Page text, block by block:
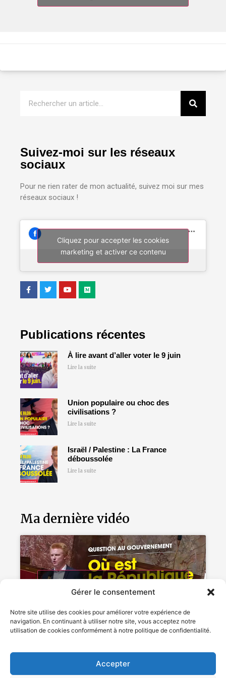
Gérer le consentement
Notre site utilise des cookies pour améliorer votre expérience de
navigation. En continuant à utiliser notre site, vous acceptez notre
utilisation de cookies conformément à notre politique de confidentialité.
Accepter
Suivez-moi sur les réseaux
sociaux
Pour ne rien rater de mon actualité, suivez moi sur mes
réseaux sociaux !
Cliquez pour accepter les cookies
marketing et activer ce contenu
Publications récentes
À lire avant d’aller voter le 9 juin
Lire la suite
Union populaire ou choc des
civilisations ?
Lire la suite
Israël / Palestine : La France
déboussolée
Lire la suite
Ma dernière vidéo
Cliquez pour accepter les cookies
marketing et activer ce contenu